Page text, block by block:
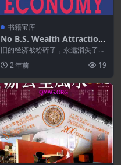
书籍宝库
No B.S. Wealth Attraction
In The New Economy
旧的经济被粉碎了，永远消失了。
之的是一个普遍更严峻...
2 年前 19